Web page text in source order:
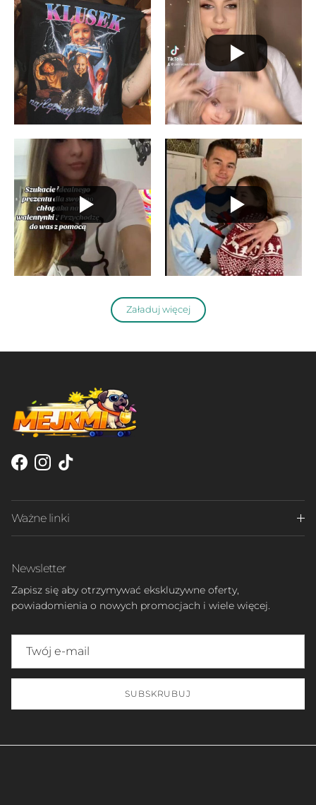
Załaduj więcej
Facebook
Instagram
TikTok
Ważne linki
Newsletter
Zapisz się aby otrzymywać ekskluzywne oferty,
powiadomienia o nowych promocjach i wiele więcej.
SUBSKRUBUJ